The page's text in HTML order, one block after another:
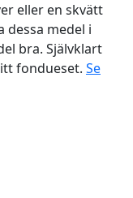
eller en skvätt
dessa medel i
bra. Självklart
fondueset. Se